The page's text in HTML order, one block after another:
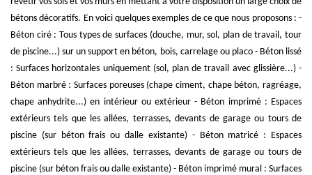
bétons décoratifs. En voici quelques exemples de ce que nous proposons : -
Béton ciré : Tous types de surfaces (douche, mur, sol, plan de travail, tour
de piscine...) sur un support en béton, bois, carrelage ou placo - Béton lissé
: Surfaces horizontales uniquement (sol, plan de travail avec glissière...) -
Béton marbré : Surfaces poreuses (chape ciment, chape béton, ragréage,
chape anhydrite...) en intérieur ou extérieur - Béton imprimé : Espaces
extérieurs tels que les allées, terrasses, devants de garage ou tours de
piscine (sur béton frais ou dalle existante) - Béton matricé : Espaces
extérieurs tels que les allées, terrasses, devants de garage ou tours de
piscine (sur béton frais ou dalle existante) - Béton imprimé mural : Surfaces